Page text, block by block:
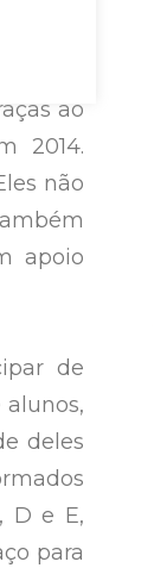
da
ao
2014.
não
apoio
de
deles
D e E,
para